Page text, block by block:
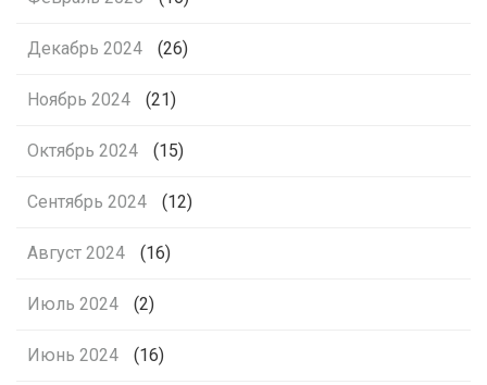
Декабрь 2024 (26)
Ноябрь 2024 (21)
Октябрь 2024 (15)
Сентябрь 2024 (12)
Август 2024 (16)
Июль 2024 (2)
Июнь 2024 (16)